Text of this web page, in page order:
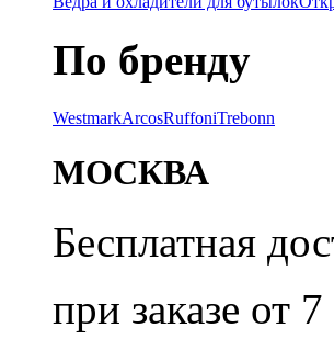
По бренду
WestmarkArcosRuffoniTrebonn
МОСКВА
Бесплатная
при заказе от